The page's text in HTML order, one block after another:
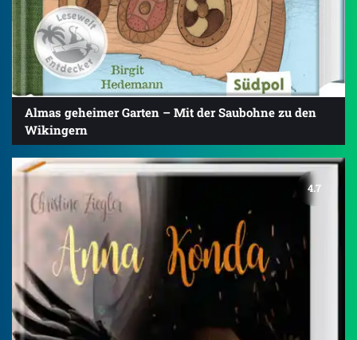
Almas geheimer Garten – Mit der Saubohne zu den
Wikingern
4.7